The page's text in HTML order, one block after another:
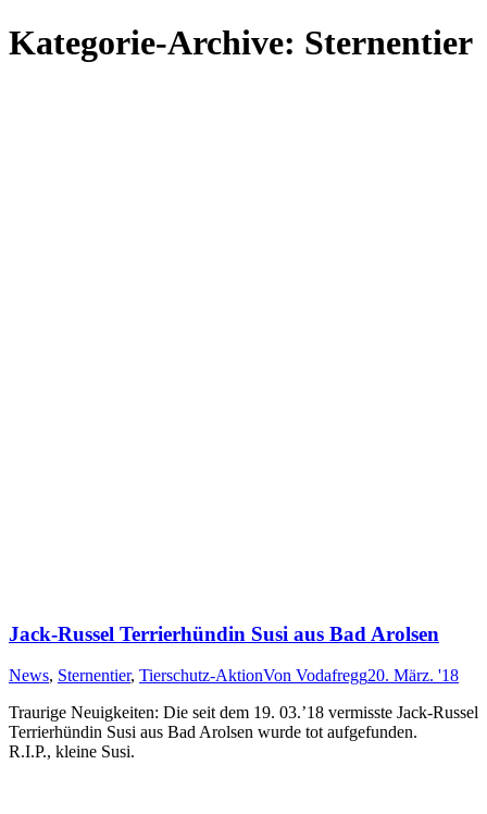
Kategorie-Archive: Sternentier
Jack-Russel Terrierhündin Susi aus Bad Arolsen
News, Sternentier, Tierschutz-AktionVon Vodafregg20. März. '18
Traurige Neuigkeiten: Die seit dem 19. 03.’18 vermisste Jack-Russel
Terrierhündin Susi aus Bad Arolsen wurde tot aufgefunden.
R.I.P., kleine Susi.